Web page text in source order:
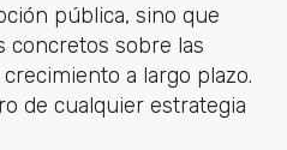
pública, sino que
concretos sobre las
a largo plazo.
de cualquier estrategia